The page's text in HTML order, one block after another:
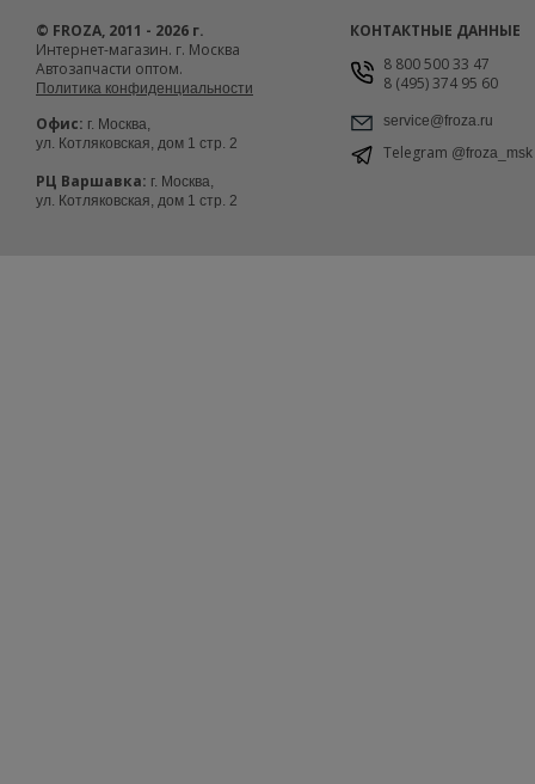
© FROZA, 2011 - 2026 г.
Интернет-магазин. г. Москва
Автозапчасти оптом.
Политика конфиденциальности
Офис: г. Москва,
ул. Котляковская, дом 1 стр. 2
РЦ Варшавка: г. Москва,
ул. Котляковская, дом 1 стр. 2
КОНТАКТНЫЕ ДАННЫЕ
8 800 500 33 47
8 (495) 374 95 60
service@froza.ru
Telegram @froza_msk